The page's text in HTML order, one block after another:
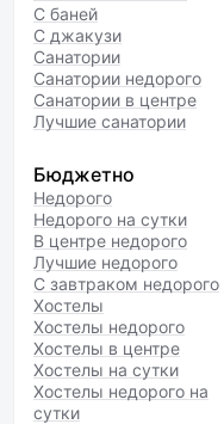
С баней
С джакузи
Санатории
Санатории недорого
Санатории в центре
Лучшие санатории
Бюджетно
Недорого
Недорого на сутки
В центре недорого
Лучшие недорого
С завтраком недорого
Хостелы
Хостелы недорого
Хостелы в центре
Хостелы на сутки
Хостелы недорого на
сутки